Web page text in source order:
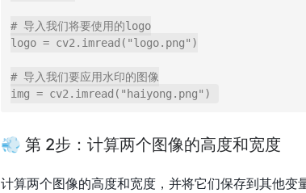
# 导入我们将要使用的logo
logo = cv2.imread("logo.png")
# 导入我们要应用水印的图像
💨 第 2步：计算两个图像的高度和宽度
计算两个图像的高度和宽度，并将它们保存到其他